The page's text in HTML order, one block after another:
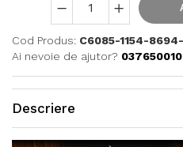
Cod Produs: C6085-1154-
Ai nevoie de ajutor?
Descriere